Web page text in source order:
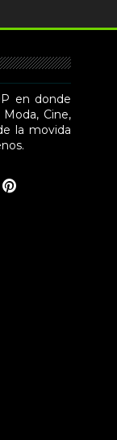
en donde
Cine,
la movida